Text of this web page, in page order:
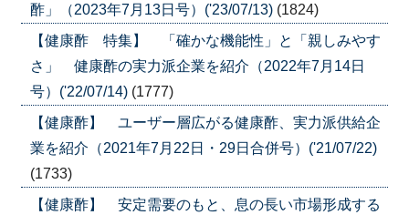
酢」（2023年7月13日号）('23/07/13) (1824)
【健康酢 特集】 「確かな機能性」と「親しみやす
さ」 健康酢の実力派企業を紹介（2022年7月14日
号）('22/07/14) (1777)
【健康酢】 ユーザー層広がる健康酢、実力派供給企
業を紹介（2021年7月22日・29日合併号）('21/07/22)
(1733)
【健康酢】 安定需要のもと、息の長い市場形成する